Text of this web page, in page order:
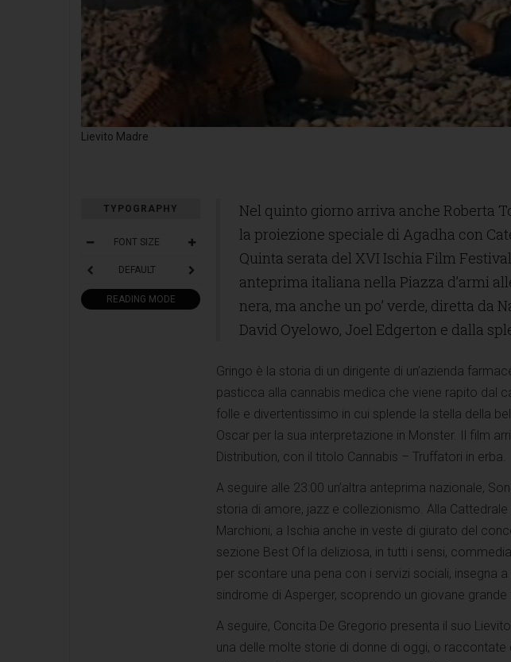
Lievito Madre
TYPOGRAPHY
FONT SIZE
DEFAULT
READING MODE
Nel quinto giorno arriva anche Roberta
la proiezione speciale di Agadha con
Quinta serata del XVI Ischia Film
anteprima italiana nella Piazza d’armi
nera, ma anche un po’ verde, diretta da
David Oyelowo, Joel Edgerton e dalla
Gringo è la storia di un dirigente di un’azienda
pasticca alla cannabis medica che viene rapito dal
folle e divertentissimo in cui splende la stella della
Oscar per la sua interpretazione in Monster. Il film
Distribution, con il titolo Cannabis – Truffatori in erba.
A seguire alle 23:00 un’altra anteprima nazionale,
storia di amore, jazz e collezionismo. Alla
Marchioni, a Ischia anche in veste di giurato del
sezione Best Of la deliziosa, in tutti i sensi,
per scontare una pena con i servizi sociali, insegna
sindrome di Asperger, scoprendo un giovane grande
A seguire, Concita De Gregorio presenta il suo
una delle molte storie di donne di oggi, o